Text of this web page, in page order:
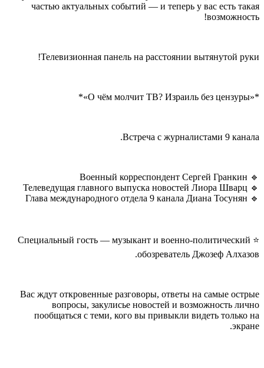
частью актуальных событий — и теперь у вас есть такая
возможность!
Телевизионная панель на расстоянии вытянутой руки!
*«О чём молчит ТВ? Израиль без цензуры»*
Встреча с журналистами 9 канала.
🔹 Военный корреспондент Сергей Гранкин
🔹 Телеведущая главного выпуска новостей Лиора Шварц
🔹 Глава международного отдела 9 канала Диана Тосунян
⭐ Специальный гость — музыкант и военно-политический
обозреватель Джозеф Алхазов.
Вас ждут откровенные разговоры, ответы на самые острые
вопросы, закулисье новостей и возможность лично
пообщаться с теми, кого вы привыкли видеть только на
экране.